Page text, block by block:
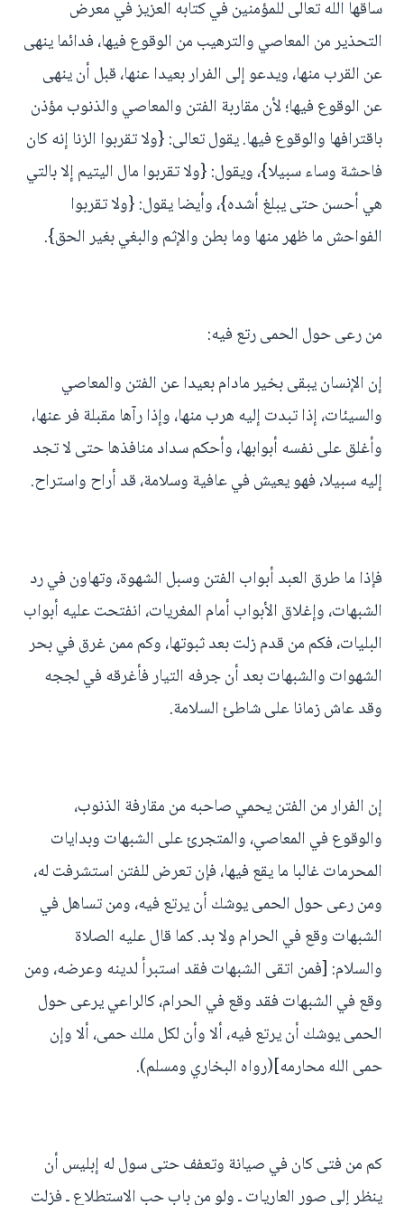
ساقها الله تعالى للمؤمنين في كتابه العزيز في معرض
التحذير من المعاصي والترهيب من الوقوع فيها، فدائما ينهى
عن القرب منها، ويدعو إلى الفرار بعيدا عنها، قبل أن ينهى
عن الوقوع فيها؛ لأن مقاربة الفتن والمعاصي والذنوب مؤذن
باقترافها والوقوع فيها. يقول تعالى: {ولا تقربوا الزنا إنه كان
فاحشة وساء سبيلا}، ويقول: {ولا تقربوا مال اليتيم إلا بالتي
هي أحسن حتى يبلغ أشده}، وأيضا يقول: {ولا تقربوا
الفواحش ما ظهر منها وما بطن والإثم والبغي بغير الحق}.
من رعى حول الحمى رتع فيه:
إن الإنسان يبقى بخير مادام بعيدا عن الفتن والمعاصي
والسيئات، إذا تبدت إليه هرب منها، وإذا رآها مقبلة فر عنها،
وأغلق على نفسه أبوابها، وأحكم سداد منافذها حتى لا تجد
إليه سبيلا، فهو يعيش في عافية وسلامة، قد أراح واستراح.
فإذا ما طرق العبد أبواب الفتن وسبل الشهوة، وتهاون في رد
الشبهات، وإغلاق الأبواب أمام المغريات، انفتحت عليه أبواب
البليات، فكم من قدم زلت بعد ثبوتها، وكم ممن غرق في بحر
الشهوات والشبهات بعد أن جرفه التيار فأغرقه في لججه
وقد عاش زمانا على شاطئ السلامة.
إن الفرار من الفتن يحمي صاحبه من مقارفة الذنوب،
والوقوع في المعاصي، والمتجرئ على الشبهات وبدايات
المحرمات غالبا ما يقع فيها، فإن تعرض للفتن استشرفت له،
ومن رعى حول الحمى يوشك أن يرتع فيه، ومن تساهل في
الشبهات وقع في الحرام ولا بد. كما قال عليه الصلاة
والسلام: [فمن اتقى الشبهات فقد استبرأ لدينه وعرضه، ومن
وقع في الشبهات فقد وقع في الحرام، كالراعي يرعى حول
الحمى يوشك أن يرتع فيه، ألا وأن لكل ملك حمى، ألا وإن
حمى الله محارمه](رواه البخاري ومسلم).
كم من فتى كان في صيانة وتعفف حتى سول له إبليس أن
ينظر إلى صور العاريات ـ ولو من باب حب الاستطلاع ـ فزلت